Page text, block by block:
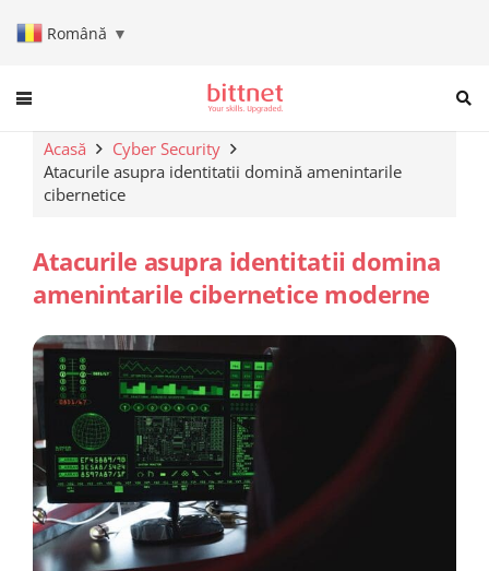
Română ▼
When autocomplete results
Acasă
Cyber Security
Atacurile asupra identitatii domină amenintarile
cibernetice
Atacurile asupra identitatii domina
amenintarile cibernetice moderne